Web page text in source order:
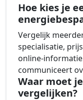
Hoe kies je
Vergelijk
specialisatie,
online-
communiceert
Waar moet
vergelijken?